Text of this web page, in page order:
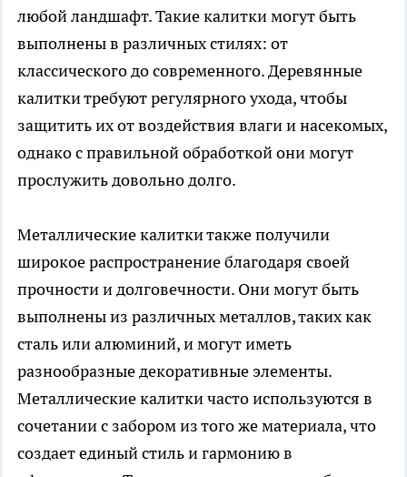
любой ландшафт. Такие калитки могут быть
выполнены в различных стилях: от
классического до современного. Деревянные
калитки требуют регулярного ухода, чтобы
защитить их от воздействия влаги и насекомых,
однако с правильной обработкой они могут
прослужить довольно долго.
Металлические калитки также получили
широкое распространение благодаря своей
прочности и долговечности. Они могут быть
выполнены из различных металлов, таких как
сталь или алюминий, и могут иметь
разнообразные декоративные элементы.
Металлические калитки часто используются в
сочетании с забором из того же материала, что
создает единый стиль и гармонию в